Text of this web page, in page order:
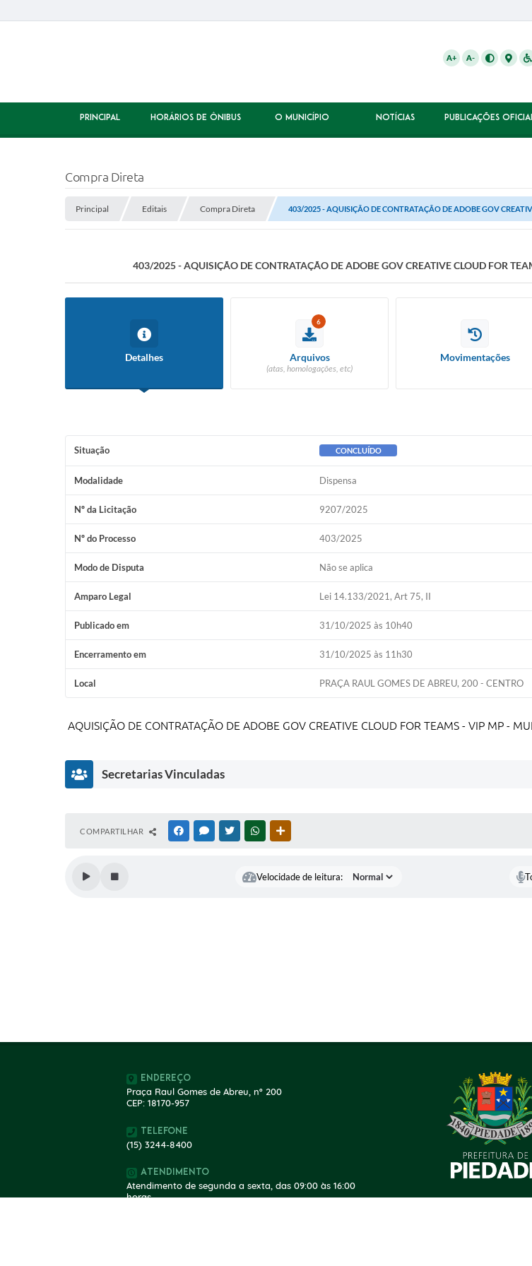
A+ A-
PRINCIPAL HORÁRIOS DE ÔNIBUS O MUNICÍPIO NOTÍCIAS PUBLICAÇÕES
Compra Direta
Principal Editais Compra Direta 403/2025 - AQUISIÇÃO DE CONTRATAÇÃO DE ADOBE GOV
403/2025 - AQUISIÇÃO DE CONTRATAÇÃO DE ADOBE GOV CREATIVE CLOUD FOR
Detalhes
6
Arquivos
(atas, homologações, etc)
Movimentações
Situação CONCLUÍDO
Modalidade Dispensa
Nº da Licitação 9207/2025
Nº do Processo 403/2025
Modo de Disputa Não se aplica
Amparo Legal Lei 14.133/2021, Art 75, II
Publicado em 31/10/2025 às 10h40
Encerramento em 31/10/2025 às 11h30
Local PRAÇA RAUL GOMES DE ABREU, 200 - CENTRO
AQUISIÇÃO DE CONTRATAÇÃO DE ADOBE GOV CREATIVE CLOUD FOR TEAMS - VIP MP -
Secretarias Vinculadas
Secretaria
Municipal de
José Eduardo
COMPARTILHAR FACEBOOKMESSENGER
TWITTERWHATSAPP
Velocidade de leitura:
Endereço
Praça Raul Gomes de Abreu, nº 200
CEP: 18170-957
Telefone
(15) 3244-8400
Atendimento
Atendimento de segunda a sexta, das 09:00 às 16:00
horas.